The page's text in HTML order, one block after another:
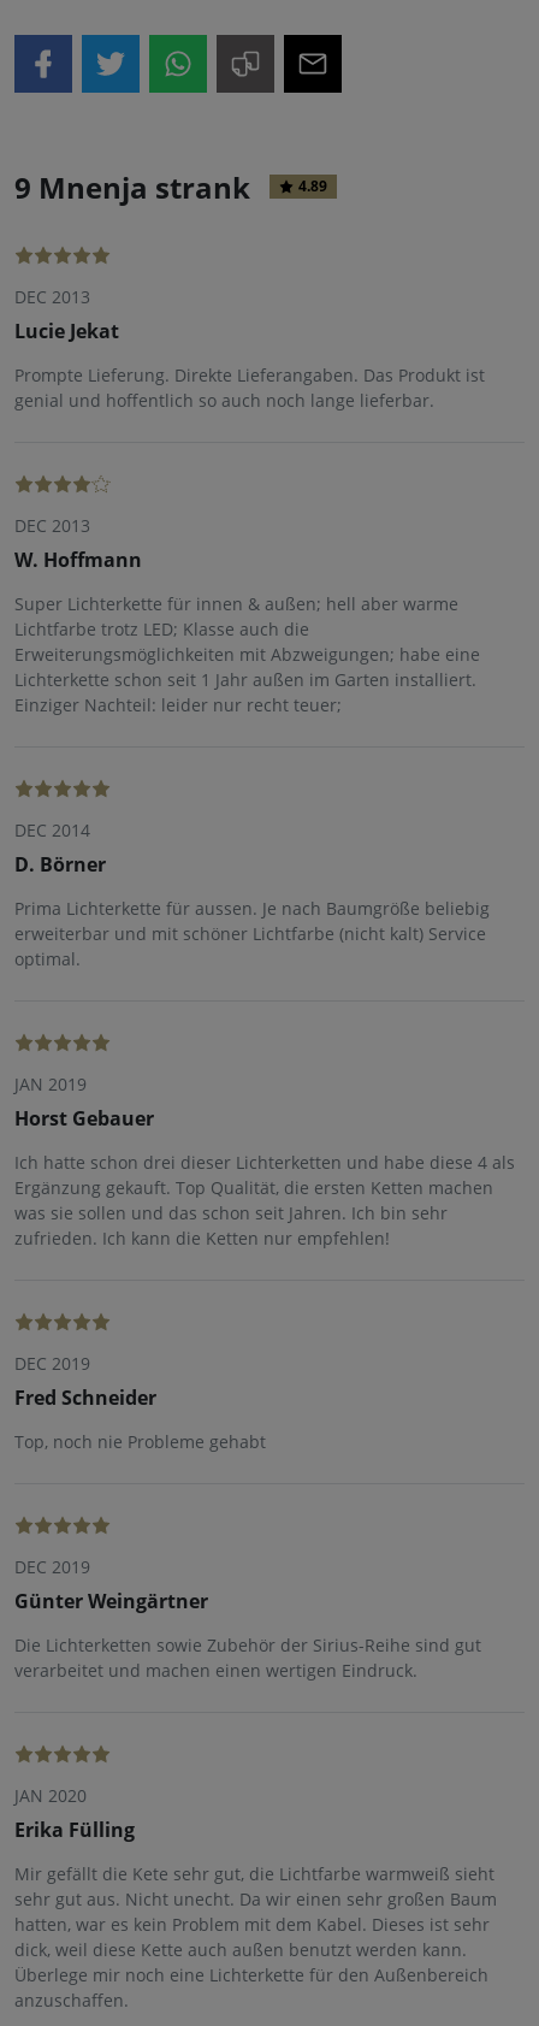
9 Mnenja strank 4.89
DEC 2013
Lucie Jekat
Prompte Lieferung. Direkte Lieferangaben. Das Produkt ist
genial und hoffentlich so auch noch lange lieferbar.
DEC 2013
W. Hoffmann
Super Lichterkette für innen & außen; hell aber warme
Lichtfarbe trotz LED; Klasse auch die
Erweiterungsmöglichkeiten mit Abzweigungen; habe eine
Lichterkette schon seit 1 Jahr außen im Garten installiert.
Einziger Nachteil: leider nur recht teuer;
DEC 2014
D. Börner
Prima Lichterkette für aussen. Je nach Baumgröße beliebig
erweiterbar und mit schöner Lichtfarbe (nicht kalt) Service
optimal.
JAN 2019
Horst Gebauer
Ich hatte schon drei dieser Lichterketten und habe diese 4 als
Ergänzung gekauft. Top Qualität, die ersten Ketten machen
was sie sollen und das schon seit Jahren. Ich bin sehr
zufrieden. Ich kann die Ketten nur empfehlen!
DEC 2019
Fred Schneider
Top, noch nie Probleme gehabt
DEC 2019
Günter Weingärtner
Die Lichterketten sowie Zubehör der Sirius-Reihe sind gut
verarbeitet und machen einen wertigen Eindruck.
JAN 2020
Erika Fülling
Mir gefällt die Kete sehr gut, die Lichtfarbe warmweiß sieht
sehr gut aus. Nicht unecht. Da wir einen sehr großen Baum
hatten, war es kein Problem mit dem Kabel. Dieses ist sehr
dick, weil diese Kette auch außen benutzt werden kann.
Überlege mir noch eine Lichterkette für den Außenbereich
anzuschaffen.